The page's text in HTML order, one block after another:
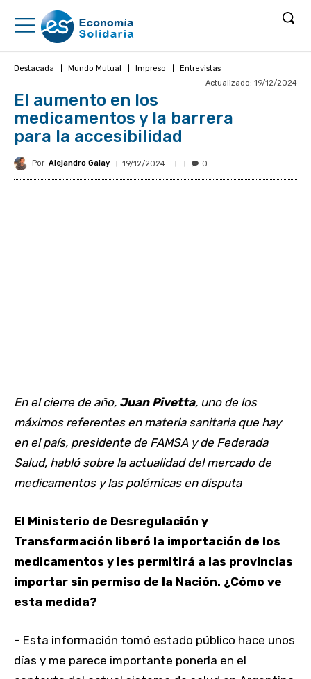
Destacada Mundo Mutual Impreso
Entrevistas
Actualizado: 19/12/2024
El aumento en los
medicamentos y la barrera
para la accesibilidad
Por Alejandro Galay 19/12/2024 0
En el cierre de año, Juan Pivetta, uno de los
máximos referentes en materia sanitaria que hay
en el país, presidente de FAMSA y de Federada
Salud, habló sobre la actualidad del mercado de
medicamentos y las polémicas en disputa
El Ministerio de Desregulación y
Transformación liberó la importación de los
medicamentos y les permitirá a las provincias
importar sin permiso de la Nación. ¿Cómo ve
esta medida?
– Esta información tomó estado público hace unos
días y me parece importante ponerla en el